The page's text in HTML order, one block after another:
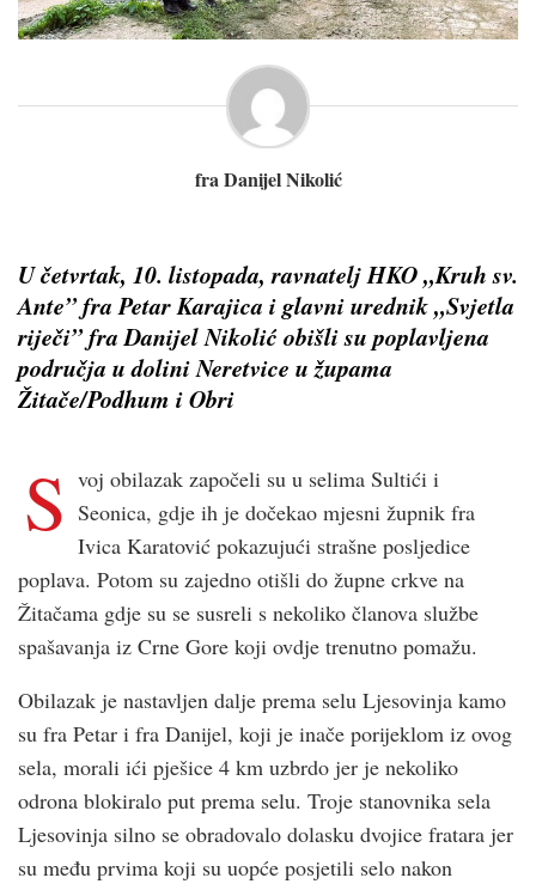
fra Danijel Nikolić
U četvrtak, 10. listopada, ravnatelj HKO „Kruh sv.
Ante” fra Petar Karajica i glavni urednik „Svjetla
riječi” fra Danijel Nikolić obišli su poplavljena
područja u dolini Neretvice u župama
Žitače/Podhum i Obri
S voj obilazak započeli su u selima Sultići i
Seonica, gdje ih je dočekao mjesni župnik fra
Ivica Karatović pokazujući strašne posljedice
poplava. Potom su zajedno otišli do župne crkve na
Žitačama gdje su se susreli s nekoliko članova službe
spašavanja iz Crne Gore koji ovdje trenutno pomažu.
Obilazak je nastavljen dalje prema selu Ljesovinja kamo
su fra Petar i fra Danijel, koji je inače porijeklom iz ovog
sela, morali ići pješice 4 km uzbrdo jer je nekoliko
odrona blokiralo put prema selu. Troje stanovnika sela
Ljesovinja silno se obradovalo dolasku dvojice fratara jer
su među prvima koji su uopće posjetili selo nakon